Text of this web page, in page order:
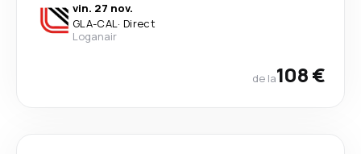
vin. 27 nov.
GLA-CAL· Direct
Loganair
de la108 €